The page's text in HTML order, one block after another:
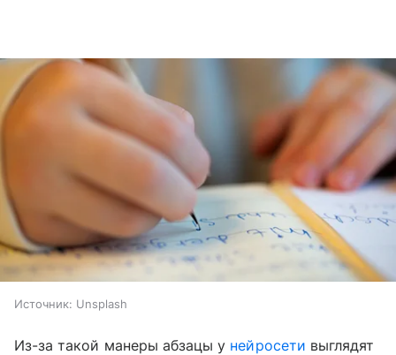
Источник: Unsplash
Из-за такой манеры абзацы у нейросети выглядят